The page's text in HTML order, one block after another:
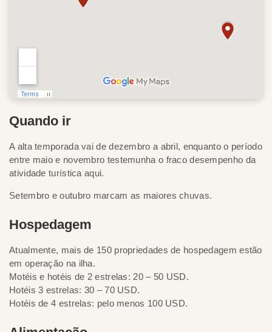
Quando ir
A alta temporada vai de dezembro a abril, enquanto o período
entre maio e novembro testemunha o fraco desempenho da
atividade turística aqui.
Setembro e outubro marcam as maiores chuvas.
Hospedagem
Atualmente, mais de 150 propriedades de hospedagem estão
em operação na ilha.
Motéis e hotéis de 2 estrelas: 20 – 50 USD.
Hotéis 3 estrelas: 30 – 70 USD.
Hotéis de 4 estrelas: pelo menos 100 USD.